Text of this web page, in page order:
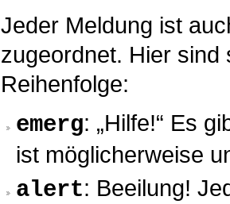
Jeder Meldung ist
zugeordnet. Hier sind
Reihenfolge:
emerg: „Hilfe!“ Es
ist möglicherweise
alert: Beeilung!